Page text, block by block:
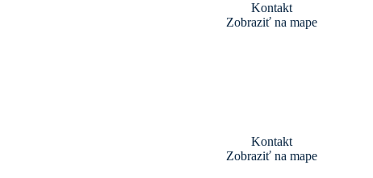
Kontakt
Zobraziť na mape
Kontakt
Zobraziť na mape